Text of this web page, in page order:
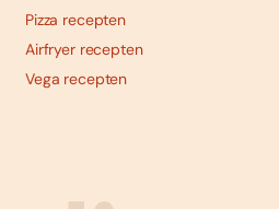
Pizza recepten
Airfryer recepten
Vega recepten